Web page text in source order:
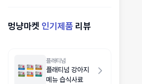
멍냥마켓 인기제품 리뷰
플래티넘
플래티넘 강아지
메뉴 습식사료